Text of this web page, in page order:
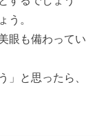
う。
眼も備わってい
」と思ったら、